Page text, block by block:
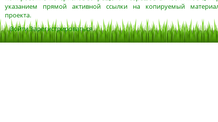
указанием прямой активной ссылки на копируемый
проекта.
ВойтиЗарегистрироваться